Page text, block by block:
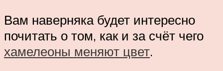
Вам наверняка будет интересно
почитать о том, как и за счёт чего
хамелеоны меняют цвет.